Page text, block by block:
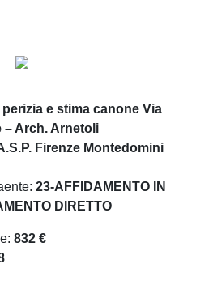
e stima canone Via
– Arch. Arnetoli
Firenze Montedomini
23-AFFIDAMENTO IN
DIRETTO
832 €